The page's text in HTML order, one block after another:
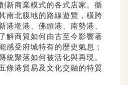
新商業模式的各式店家。循
南北腹地的路線遊覽，橫跨
港墘港、佛頭港、南勢港、
解商貿如何由古至今影響著
感受府城特有的歷史氣息；
統聚落如何被活化與再現。
條港貿易及文化交融的特質